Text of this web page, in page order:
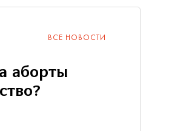
ВСЕ НОВОСТИ
аборты